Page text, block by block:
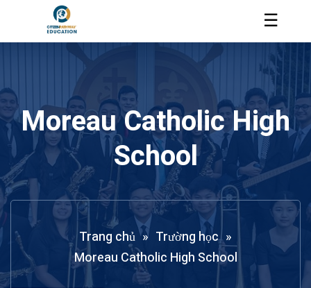
☰
Moreau Catholic High
School
Trang chủ » Trường học »
Moreau Catholic High School